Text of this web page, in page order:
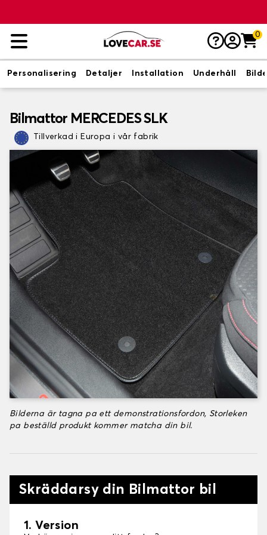
0
Personalisering Detaljer Installation Underhåll
Bilmattor MERCEDES SLK
Tillverkad i Europa i vår fabrik
Bilderna är tagna pa ett demonstrationsfordon, Storleken
pa beställd produkt kommer matcha din bil.
Skräddarsy din Bilmattor bil
1. Version